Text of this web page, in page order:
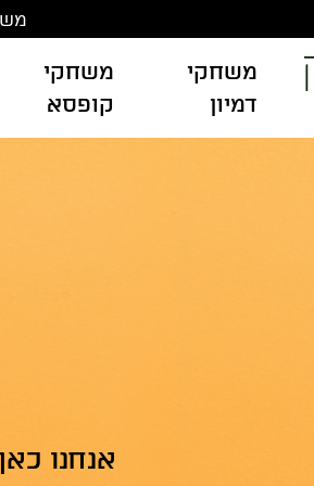
משחקי
דמיון
משחקי
קופסא
אנחנו